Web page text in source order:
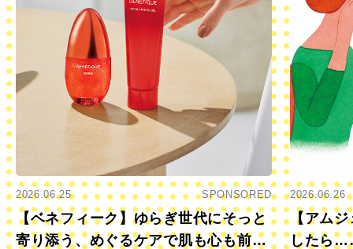
2026.06.25 SPONSORED
【ベネフィーク】ゆらぎ世代にそっと
寄り添う、めぐるケアで肌も心も前向
2026.06.26
【アムジ
したら